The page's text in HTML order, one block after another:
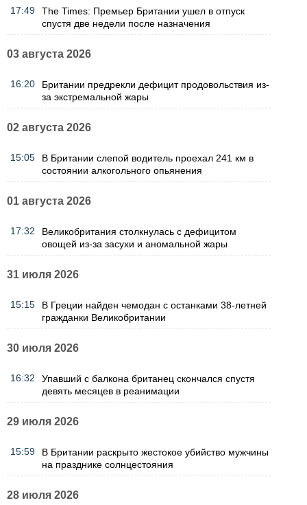
17:49
The Times: Премьер Британии ушел в отпуск
спустя две недели после назначения
03 августа 2026
16:20
Британии предрекли дефицит продовольствия из-
за экстремальной жары
02 августа 2026
15:05
В Британии слепой водитель проехал 241 км в
состоянии алкогольного опьянения
01 августа 2026
17:32
Великобритания столкнулась с дефицитом
овощей из-за засухи и аномальной жары
31 июля 2026
15:15
В Греции найден чемодан с останками 38-летней
гражданки Великобритании
30 июля 2026
16:32
Упавший с балкона британец скончался спустя
девять месяцев в реанимации
29 июля 2026
15:59
В Британии раскрыто жестокое убийство мужчины
на празднике солнцестояния
28 июля 2026